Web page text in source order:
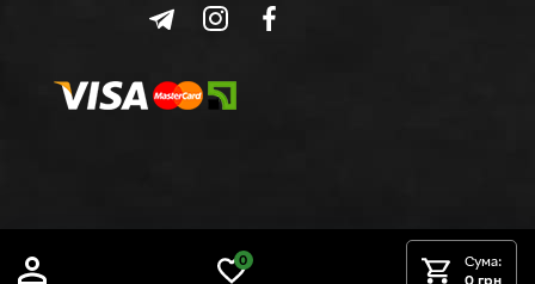
0
Сума:
0 грн
© TEAKAVA, 2015-2026 р.